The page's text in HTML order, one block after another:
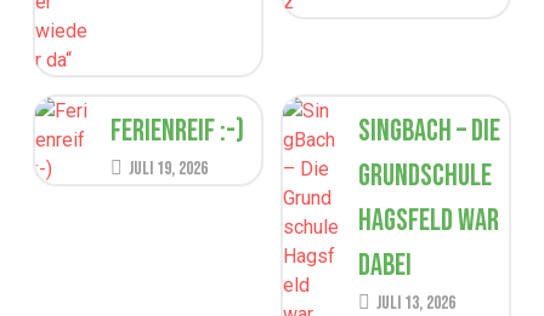
Ferienreif :-)
Juli 19, 2026
SingBach – Die
Grundschule
Hagsfeld war
dabei
Juli 13, 2026